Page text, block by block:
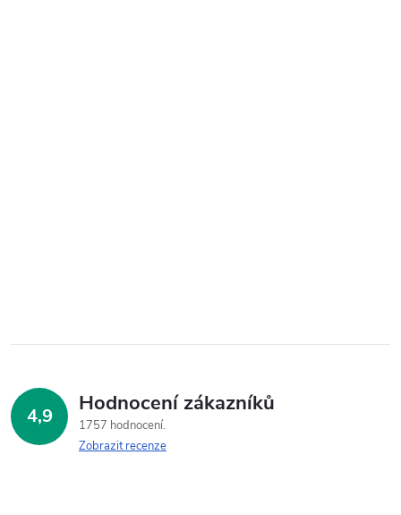
4,9 Hodnocení zákazníků
1757 hodnocení
Zobrazit recenze